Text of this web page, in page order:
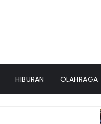
HIBURAN OLAHRAGA